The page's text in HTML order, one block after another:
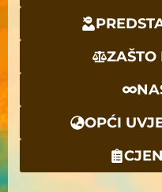
ZAŠTO
OPĆI